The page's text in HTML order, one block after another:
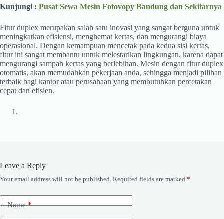
Kunjungi : Pusat Sewa Mesin Fotovopy Bandung dan Sekitarnya
Fitur duplex merupakan salah satu inovasi yang sangat berguna untuk
meningkatkan efisiensi, menghemat kertas, dan mengurangi biaya
operasional. Dengan kemampuan mencetak pada kedua sisi kertas,
fitur ini sangat membantu untuk melestarikan lingkungan, karena dapat
mengurangi sampah kertas yang berlebihan. Mesin dengan fitur duplex
otomatis, akan memudahkan pekerjaan anda, sehingga menjadi pilihan
terbaik bagi kantor atau perusahaan yang membutuhkan percetakan
cepat dan efisien.
Leave a Reply
Your email address will not be published. Required fields are marked *
Name*